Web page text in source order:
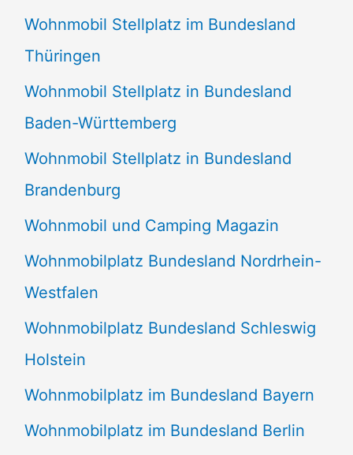
Wohnmobil Stellplatz im Bundesland
Thüringen
Wohnmobil Stellplatz in Bundesland
Baden-Württemberg
Wohnmobil Stellplatz in Bundesland
Brandenburg
Wohnmobil und Camping Magazin
Wohnmobilplatz Bundesland Nordrhein-
Westfalen
Wohnmobilplatz Bundesland Schleswig
Holstein
Wohnmobilplatz im Bundesland Bayern
Wohnmobilplatz im Bundesland Berlin